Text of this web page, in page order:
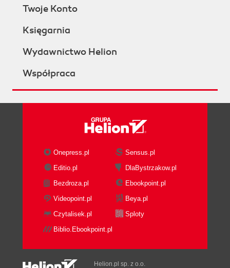
Twoje Konto
Księgarnia
Wydawnictwo Helion
Współpraca
Onepress.pl
Sensus.pl
Editio.pl
DlaBystrzakow.pl
Bezdroza.pl
Ebookpoint.pl
Videopoint.pl
Beya.pl
Czytalisek.pl
Sploty
Biblio.Ebookpoint.pl
Helion.pl sp. z o.o.